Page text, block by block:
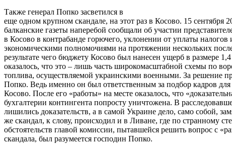
Также генерал Попко засветился в
еще одном крупном скандале, на этот раз в Косово. 15 сентября
балканские газеты наперебой сообщали об участии
в Косово в контрабанде горючего, уклонении от уплаты налогов
экономическими полномочиями на протяжении нескольких
результате чего бюджету Косово был нанесен ущерб в размере
оказалось, что это – лишь часть широкомасштабной схемы по
топлива, осуществляемой украинскими военными. За решение
Попко. Ведь именно он был ответственным за подбор кадров для
Косово. После его «работы» на месте оказалось, что
бухгалтерии контингента попросту уничтожена. В
лишились доказательств, а в самой Украине дело, само собой,
же скандал, к слову, происходил и в Ливане, где по странному
обстоятельств главой комиссии, пытавшейся решить вопрос с
скандала, был разумеется господин Попко.